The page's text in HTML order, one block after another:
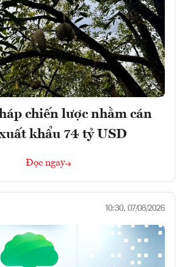
chiến lược nhằm cán
khẩu 74 tỷ USD
Đọc ngay
10:30, 07/08/2026